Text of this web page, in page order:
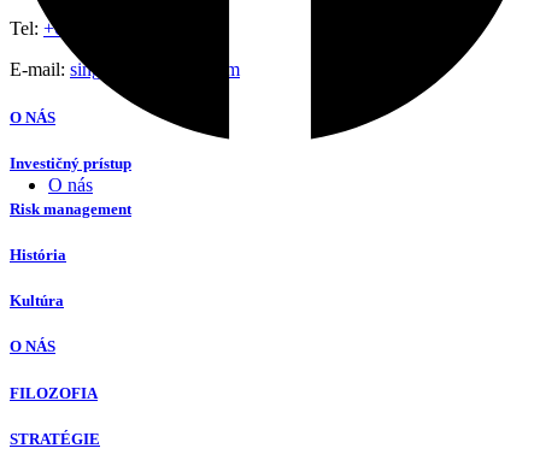
O nás
Tel: +65 8801 7390
E-mail: singapore@hfsbc.com
O NÁS
Investičný prístup
Risk management
História
Kultúra
O NÁS
FILOZOFIA
STRATÉGIE